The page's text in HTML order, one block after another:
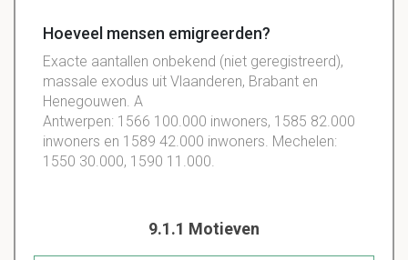
Hoeveel mensen emigreerden?
Exacte aantallen onbekend (niet geregistreerd),
massale exodus uit Vlaanderen, Brabant en
Henegouwen. A
Antwerpen: 1566 100.000 inwoners, 1585 82.000
inwoners en 1589 42.000 inwoners. Mechelen:
1550 30.000, 1590 11.000.
9.1.1 Motieven